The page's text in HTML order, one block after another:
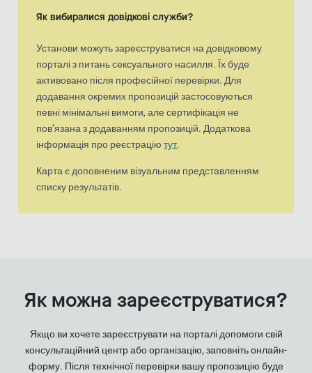
Як вибиралися довідкові служби?
Установи можуть зареєструватися на довідковому
порталі з питань сексуального насилля. Їх буде
активовано після професійної перевірки. Для
додавання окремих пропозицій застосовуються
певні мінімальні вимоги, але сертифікація не
пов’язана з додаванням пропозицій. Додаткова
інформація про реєстраціютут.
Карта є доповненим візуальним представленням
списку результатів.
Як можна зареєструватися?
Якщо ви хочете зареєструвати на порталі допомоги свій
консультаційний центр або організацію, заповніть онлайн-
форму. Після технічної перевірки вашу пропозицію буде